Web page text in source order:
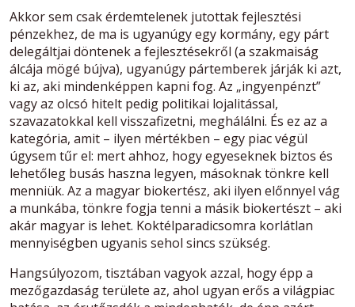
Akkor sem csak érdemtelenek jutottak fejlesztési
pénzekhez, de ma is ugyanúgy egy kormány, egy párt
delegáltjai döntenek a fejlesztésekről (a szakmaiság
álcája mögé bújva), ugyanúgy pártemberek járják ki azt,
ki az, aki mindenképpen kapni fog. Az „ingyenpénzt”
vagy az olcsó hitelt pedig politikai lojalitással,
szavazatokkal kell visszafizetni, meghálálni. És ez az a
kategória, amit – ilyen mértékben – egy piac végül
úgysem tűr el: mert ahhoz, hogy egyeseknek biztos és
lehetőleg busás haszna legyen, másoknak tönkre kell
menniük. Az a magyar biokertész, aki ilyen előnnyel vág
a munkába, tönkre fogja tenni a másik biokertészt – aki
akár magyar is lehet. Koktélparadicsomra korlátlan
mennyiségben ugyanis sehol sincs szükség.
Hangsúlyozom, tisztában vagyok azzal, hogy épp a
mezőgazdaság területe az, ahol ugyan erős a világpiac